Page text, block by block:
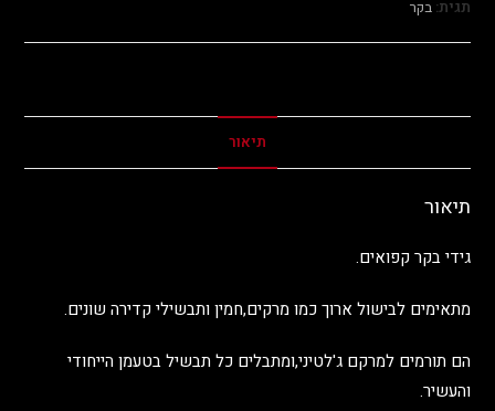
תגית:בקר
תיאור
תיאור
גידי בקר קפואים.
מתאימים לבישול ארוך כמו מרקים,חמין ותבשילי קדירה שונים.
הם תורמים למרקם ג'לטיני,ומתבלים כל תבשיל בטעמן הייחודי
והעשיר.